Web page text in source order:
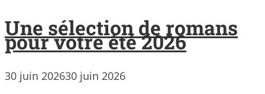
Une sélection de romans
pour votre été 2026
30 juin 202630 juin 2026